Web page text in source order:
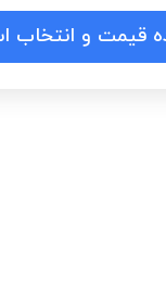
قیمت و انتخاب